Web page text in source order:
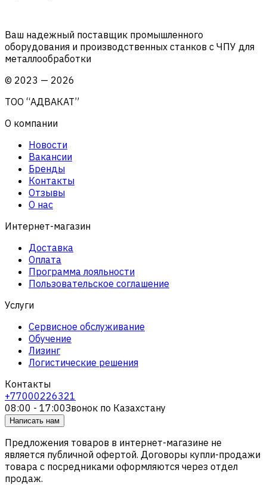
Ваш надежный поставщик промышленного
оборудования и производственных станков с ЧПУ для
металлообработки
© 2023 — 2026
ТОО “АДВАКАТ”
О компании
Новости
Вакансии
Бренды
Контакты
Отзывы
О нас
Интернет-магазин
Доставка
Оплата
Программа лояльности
Пользовательское соглашение
Услуги
Сервисное обслуживание
Обучение
Лизинг
Логистические решения
Контакты
+77000226321
08:00 - 17:00Звонок по Казахстану
Написать нам
Предложения товаров в интернет-магазине не
является публичной офертой. Договоры купли-продажи
товара с посредниками оформляются через отдел
продаж.